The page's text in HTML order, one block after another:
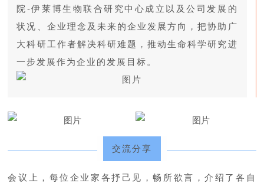
院-伊莱博生物联合研究中心成立以及公司发展的
状况、企业理念及未来的企业发展方向，把协助广
大科研工作者解决科研难题，推动生命科学研究进
一步发展作为企业的发展目标 。
交流分享
会议上，每位企业家各抒己见，畅所欲言，介绍了各自